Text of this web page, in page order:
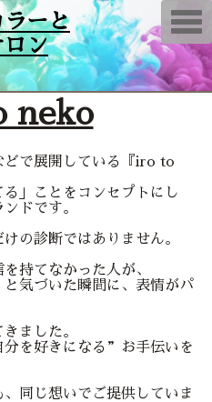
ーと
ロン
neko
どで展開している『iro to
」ことをコンセプトにし
ドです。
の診断ではありません。
持てなかった人が、
と気づいた瞬間に、表情がパ
ました。
を好きになる”お手伝いを
同じ想いでご提供していま
T
o
g
l
e